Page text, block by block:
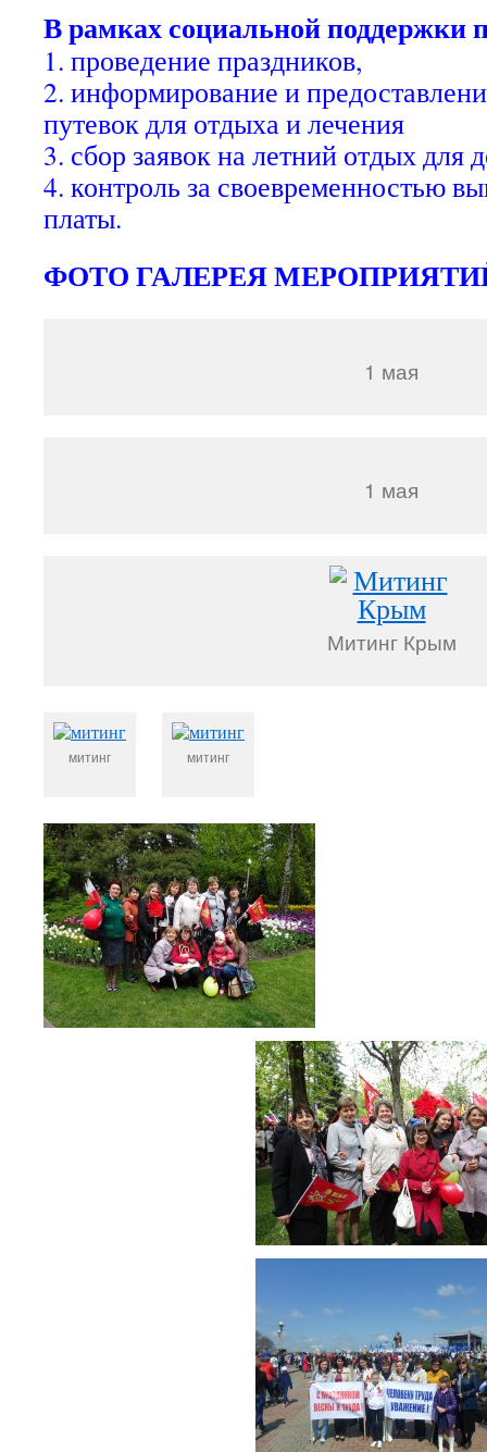
В рамках социальной поддержки
1. проведение праздников,
2. информирование и
путевок для отдыха и лечения
3. сбор заявок на летний отдых для
4. контроль за своевременностью
платы.
ФОТО ГАЛЕРЕЯ
1 мая
1 мая
Митинг Крым
митинг митинг